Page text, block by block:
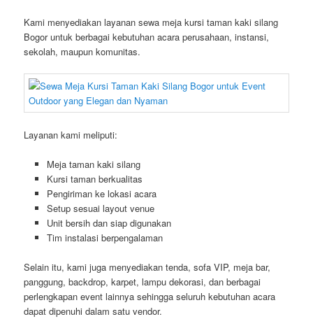
Kami menyediakan layanan sewa meja kursi taman kaki silang
Bogor untuk berbagai kebutuhan acara perusahaan, instansi,
sekolah, maupun komunitas.
Layanan kami meliputi:
Meja taman kaki silang
Kursi taman berkualitas
Pengiriman ke lokasi acara
Setup sesuai layout venue
Unit bersih dan siap digunakan
Tim instalasi berpengalaman
Selain itu, kami juga menyediakan tenda, sofa VIP, meja bar,
panggung, backdrop, karpet, lampu dekorasi, dan berbagai
perlengkapan event lainnya sehingga seluruh kebutuhan acara
dapat dipenuhi dalam satu vendor.